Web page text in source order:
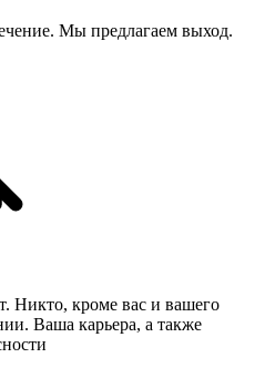
Мы предлагаем выход.
Никто, кроме вас и вашего
Ваша карьера, а также